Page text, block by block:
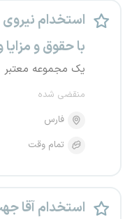
استخدام نیروی
با حقوق و
یک مجموعه معتبر
منقضی شده
فارس
تمام وقت
استخدام آقا